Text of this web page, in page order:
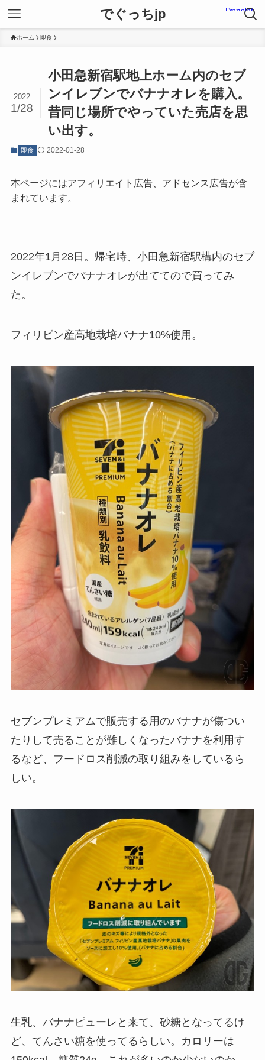
でぐっちjp
ホーム 即食
小田急新宿駅地上ホーム内のセブ
ンイレブンでバナナオレを購入。
昔同じ場所でやっていた売店を思
い出す。
2022
1/28
即食 2022-01-28
本ページにはアフィリエイト広告、アドセンス広告が含
まれています。
2022年1月28日。帰宅時、小田急新宿駅構内のセブ
ンイレブンでバナナオレが出ててので買ってみ
た。
フィリピン産高地栽培バナナ10%使用。
セブンプレミアムで販売する用のバナナが傷つい
たりして売ることが難しくなったバナナを利用す
るなど、フードロス削減の取り組みをしているら
しい。
生乳、バナナピューレと来て、砂糖となってるけ
ど、てんさい糖を使ってるらしい。カロリーは